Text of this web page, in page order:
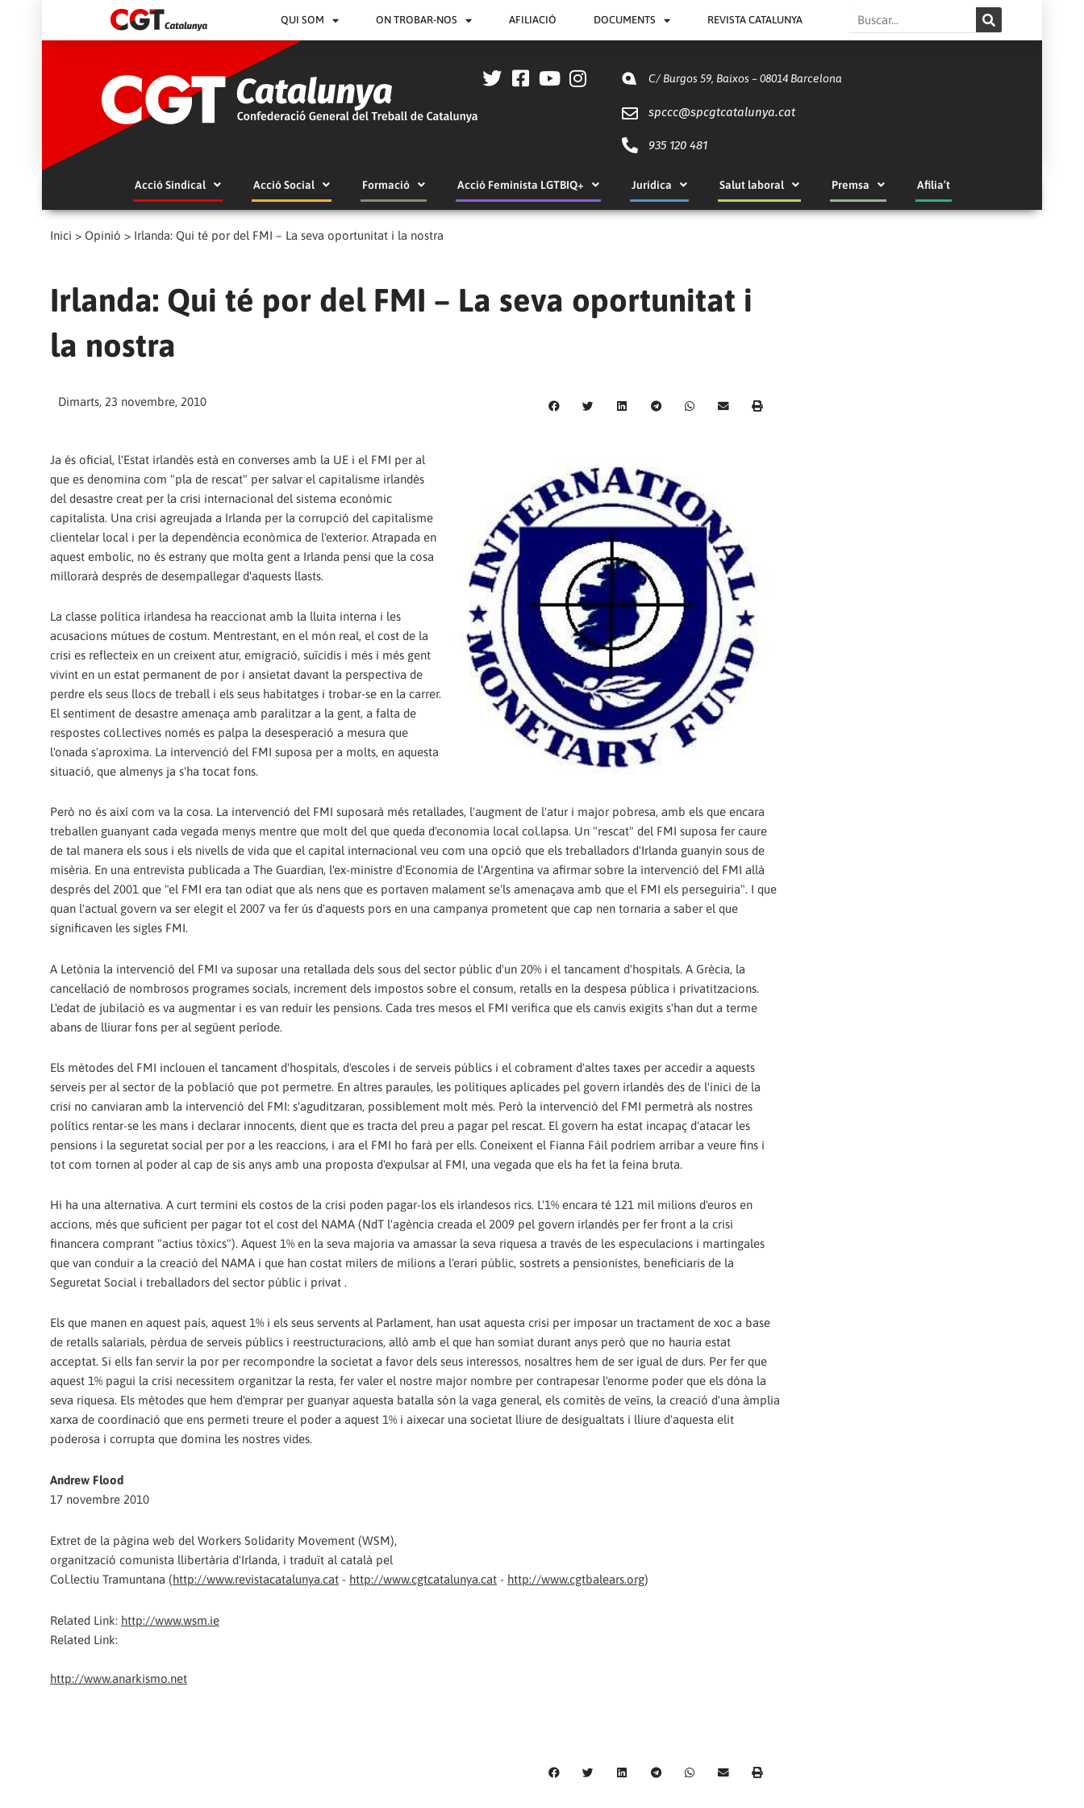
QUI SOM ON TROBAR-NOS AFILIACIÓ DOCUMENTS REVISTA CATALUNYA Search
C/ Burgos 59, Baixos – 08014 Barcelona
spccc@spcgtcatalunya.cat
935 120 481
Acció Sindical Acció Social Formació Acció Feminista LGTBIQ+ Jurídica Salut laboral Premsa Afilia’t
Inici > Opinió > Irlanda: Qui té por del FMI – La seva oportunitat i la nostra
Irlanda: Qui té por del FMI – La seva oportunitat i
la nostra
Dimarts, 23 novembre, 2010
Ja és oficial, l'Estat irlandès està en converses amb la UE i el FMI per al
que es denomina com "pla de rescat" per salvar el capitalisme irlandès
del desastre creat per la crisi internacional del sistema econòmic
capitalista. Una crisi agreujada a Irlanda per la corrupció del capitalisme
clientelar local i per la dependència econòmica de l'exterior. Atrapada en
aquest embolic, no és estrany que molta gent a Irlanda pensi que la cosa
millorarà després de desempallegar d'aquests llasts.
La classe política irlandesa ha reaccionat amb la lluita interna i les
acusacions mútues de costum. Mentrestant, en el món real, el cost de la
crisi es reflecteix en un creixent atur, emigració, suïcidis i més i més gent
vivint en un estat permanent de por i ansietat davant la perspectiva de
perdre els seus llocs de treball i els seus habitatges i trobar-se en la carrer.
El sentiment de desastre amenaça amb paralitzar a la gent, a falta de
respostes col.lectives només es palpa la desesperació a mesura que
l'onada s'aproxima. La intervenció del FMI suposa per a molts, en aquesta
situació, que almenys ja s'ha tocat fons.
Però no és així com va la cosa. La intervenció del FMI suposarà més retallades, l'augment de l'atur i major pobresa, amb els que encara
treballen guanyant cada vegada menys mentre que molt del que queda d'economia local col.lapsa. Un "rescat" del FMI suposa fer caure
de tal manera els sous i els nivells de vida que el capital internacional veu com una opció que els treballadors d'Irlanda guanyin sous de
misèria. En una entrevista publicada a The Guardian, l'ex-ministre d'Economia de l'Argentina va afirmar sobre la intervenció del FMI allà
després del 2001 que "el FMI era tan odiat que als nens que es portaven malament se'ls amenaçava amb que el FMI els perseguiria". I que
quan l'actual govern va ser elegit el 2007 va fer ús d'aquests pors en una campanya prometent que cap nen tornaria a saber el que
significaven les sigles FMI.
A Letònia la intervenció del FMI va suposar una retallada dels sous del sector públic d'un 20% i el tancament d'hospitals. A Grècia, la
cancel·lació de nombrosos programes socials, increment dels impostos sobre el consum, retalls en la despesa pública i privatitzacions.
L'edat de jubilació es va augmentar i es van reduir les pensions. Cada tres mesos el FMI verifica que els canvis exigits s'han dut a terme
abans de lliurar fons per al següent període.
Els mètodes del FMI inclouen el tancament d'hospitals, d'escoles i de serveis públics i el cobrament d'altes taxes per accedir a aquests
serveis per al sector de la població que pot permetre. En altres paraules, les polítiques aplicades pel govern irlandès des de l'inici de la
crisi no canviaran amb la intervenció del FMI: s'aguditzaran, possiblement molt més. Però la intervenció del FMI permetrà als nostres
polítics rentar-se les mans i declarar innocents, dient que es tracta del preu a pagar pel rescat. El govern ha estat incapaç d'atacar les
pensions i la seguretat social per por a les reaccions, i ara el FMI ho farà per ells. Coneixent el Fianna Fáil podríem arribar a veure fins i
tot com tornen al poder al cap de sis anys amb una proposta d'expulsar al FMI, una vegada que els ha fet la feina bruta.
Hi ha una alternativa. A curt termini els costos de la crisi poden pagar-los els irlandesos rics. L'1% encara té 121 mil milions d'euros en
accions, més que suficient per pagar tot el cost del NAMA (NdT l'agència creada el 2009 pel govern irlandès per fer front a la crisi
financera comprant "actius tòxics"). Aquest 1% en la seva majoria va amassar la seva riquesa a través de les especulacions i martingales
que van conduir a la creació del NAMA i que han costat milers de milions a l'erari públic, sostrets a pensionistes, beneficiaris de la
Seguretat Social i treballadors del sector públic i privat .
Els que manen en aquest país, aquest 1% i els seus servents al Parlament, han usat aquesta crisi per imposar un tractament de xoc a base
de retalls salarials, pèrdua de serveis públics i reestructuracions, allò amb el que han somiat durant anys però que no hauria estat
acceptat. Si ells fan servir la por per recompondre la societat a favor dels seus interessos, nosaltres hem de ser igual de durs. Per fer que
aquest 1% pagui la crisi necessitem organitzar la resta, fer valer el nostre major nombre per contrapesar l'enorme poder que els dóna la
seva riquesa. Els mètodes que hem d'emprar per guanyar aquesta batalla són la vaga general, els comitès de veïns, la creació d'una àmplia
xarxa de coordinació que ens permeti treure el poder a aquest 1% i aixecar una societat lliure de desigualtats i lliure d'aquesta elit
poderosa i corrupta que domina les nostres vides.
Andrew Flood
17 novembre 2010
Extret de la pàgina web del Workers Solidarity Movement (WSM),
organització comunista llibertària d'Irlanda, i traduït al català pel
Col.lectiu Tramuntana (http://www.revistacatalunya.cat - http://www.cgtcatalunya.cat - http://www.cgtbalears.org)
Related Link: http://www.wsm.ie
Related Link:
http://www.anarkismo.net